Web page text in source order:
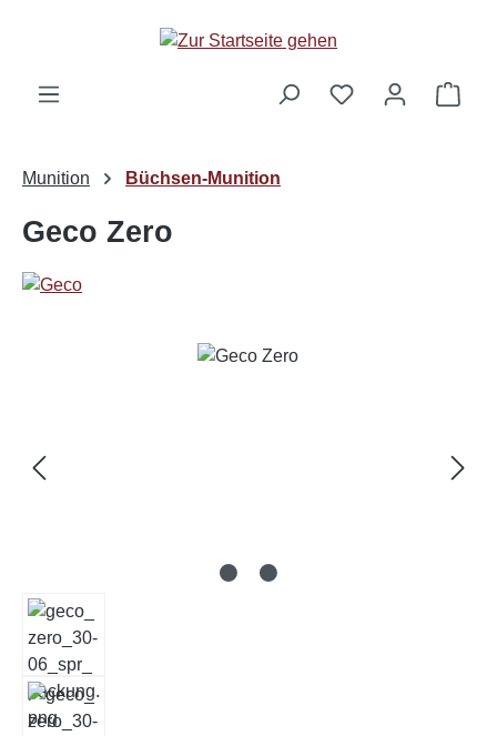
Zum Hauptinhalt springen
Munition Büchsen-Munition
Geco Zero